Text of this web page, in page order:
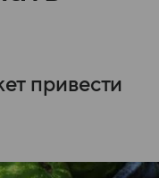
привести